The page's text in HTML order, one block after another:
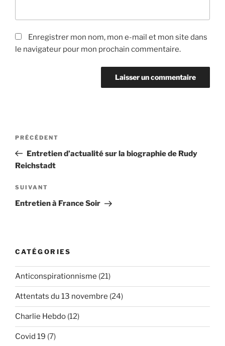
Enregistrer mon nom, mon e-mail et mon site dans
le navigateur pour mon prochain commentaire.
Navigation
l’article
Article
précédent
PRÉCÉDENT
Entretien d’actualité sur la biographie de Rudy
Reichstadt
Article
suivant
SUIVANT
Entretien à France Soir
CATÉGORIES
Anticonspirationnisme (21)
Attentats du 13 novembre (24)
Charlie Hebdo (12)
Covid 19 (7)